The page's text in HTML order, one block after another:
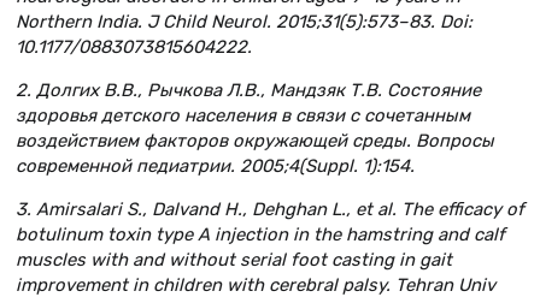
Northern India. J Child Neurol. 2015;31(5):573–83. Doi:
10.1177/0883073815604222.
2. Долгих В.В., Рычкова Л.В., Мандзяк Т.В. Состояние
здоровья детского населения в связи с сочетанным
воздействием факторов окружающей среды. Вопросы
современной педиатрии. 2005;4(Suppl. 1):154.
3. Amirsalari S., Dalvand H., Dehghan L., et al. The efficacy of
botulinum toxin type A injection in the hamstring and calf
muscles with and without serial foot casting in gait
improvement in children with cerebral palsy. Tehran Univ